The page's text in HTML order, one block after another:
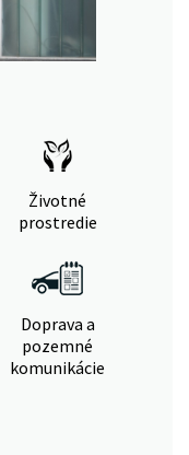
Životné
prostredie
Doprava a
pozemné
komunikácie